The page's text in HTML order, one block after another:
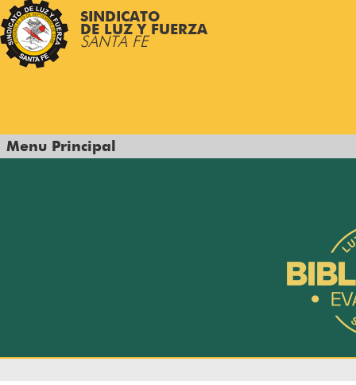
SINDICATO
DE LUZ Y FUERZA
SANTA FE
Menu Principal